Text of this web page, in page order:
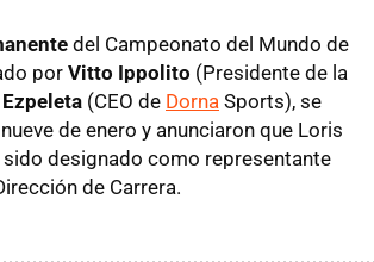
del Campeonato del Mundo de
por Vitto Ippolito (Presidente de la
(CEO de Dorna Sports), se
de enero y anunciaron que Loris
designado como representante
de Carrera.